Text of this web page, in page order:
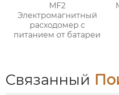
MF2
Электромагнитный
расходомер с
питанием от батареи
Связанный